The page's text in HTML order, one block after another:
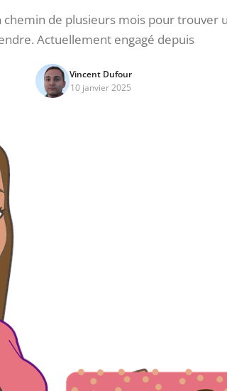
chemin de plusieurs mois pour trouver
Actuellement engagé depuis
Vincent Dufour
10 janvier 2025